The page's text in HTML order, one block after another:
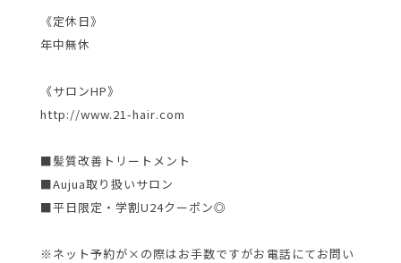
《定休日》
年中無休
《サロンHP》
http://www.21-hair.com
■髪質改善トリートメント
■Aujua取り扱いサロン
■平日限定・学割U24クーポン◎
※ネット予約が×の際はお手数ですがお電話にてお問い